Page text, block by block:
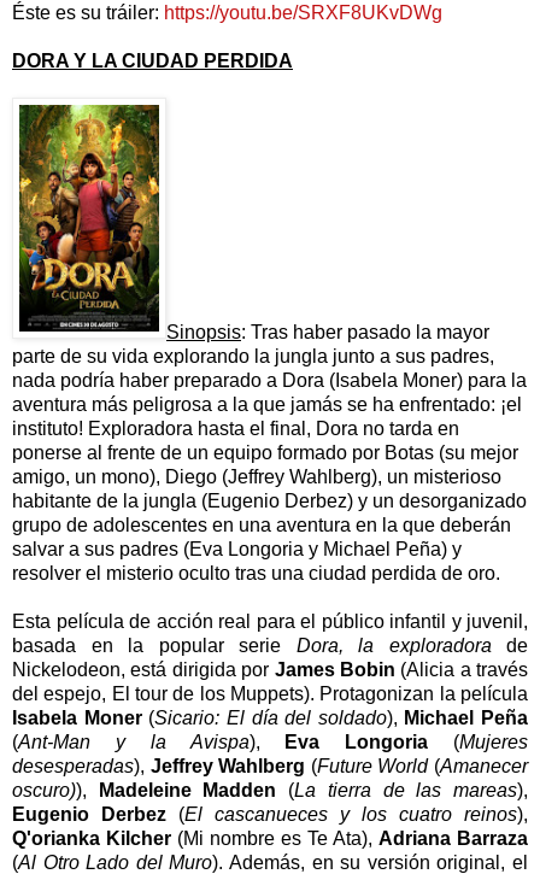
Éste es su tráiler: https://youtu.be/SRXF8UKvDWg
DORA Y LA CIUDAD PERDIDA
Sinopsis: Tras haber pasado la mayor
parte de su vida explorando la jungla junto a sus padres,
nada podría haber preparado a Dora (Isabela Moner) para la
aventura más peligrosa a la que jamás se ha enfrentado: ¡el
instituto! Exploradora hasta el final, Dora no tarda en
ponerse al frente de un equipo formado por Botas (su mejor
amigo, un mono), Diego (Jeffrey Wahlberg), un misterioso
habitante de la jungla (Eugenio Derbez) y un desorganizado
grupo de adolescentes en una aventura en la que deberán
salvar a sus padres (Eva Longoria y Michael Peña) y
resolver el misterio oculto tras una ciudad perdida de oro.
Esta película de acción real para el público infantil y juvenil,
basada en la popular serie Dora, la exploradora de
Nickelodeon, está dirigida por James Bobin (Alicia a través
del espejo, El tour de los Muppets). Protagonizan la película
Isabela Moner(Sicario: El día del soldado), Michael Peña
(Ant-Man y la Avispa), Eva Longoria (Mujeres
desesperadas), Jeffrey Wahlberg (Future World(Amanecer
oscuro)), Madeleine Madden (La tierra de las mareas),
Eugenio Derbez (El cascanueces y los cuatro reinos),
Q'orianka Kilcher (Mi nombre es Te Ata), Adriana Barraza
(Al Otro Lado del Muro). Además, en su versión original, el